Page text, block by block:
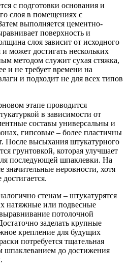
с подготовки основания и
слоя в помещениях с
выполняется цементно-
поверхность и
слоя зависит от исходного
может достигать нескольких
методом служит сухая стяжка,
и не требует времени на
и подходит не для всех типов
этапе проводится
в зависимости от
составы универсальны и
гипсовые – более пластичны
После высыхания штукатурного
грунтовкой, которая улучшает
последующей шпаклевки. На
значительные неровности, хотя
стенам – штукатурятся
натяжные или подвесные
потолочной
заделать крупные
крепление для будущих
потребуется тщательная
шпаклеванием до достижения